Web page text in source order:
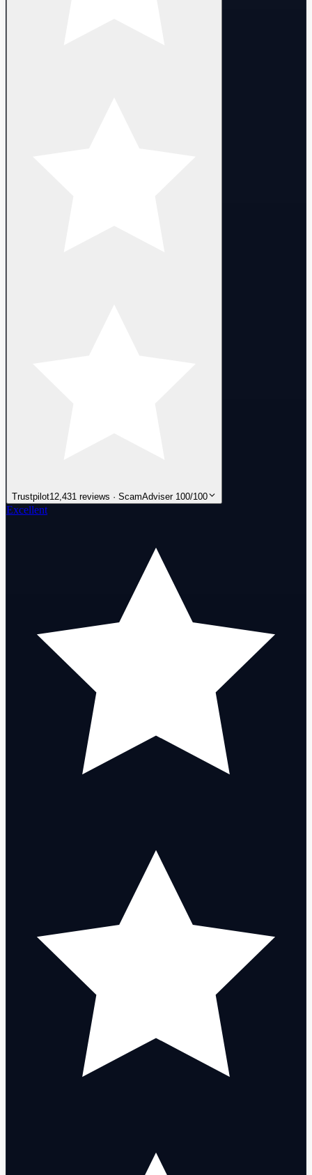
Trustpilot12,431 reviews · ScamAdviser 100/100
Excellent